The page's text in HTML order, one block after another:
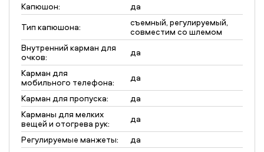
Капюшон:
да
Тип капюшона:
съемный, регулируемый,
совместим со шлемом
Внутренний карман для
очков:
да
Карман для
мобильного телефона:
да
Карман для пропуска:
да
Карманы для мелких
вещей и отогрева рук:
да
Регулируемые манжеты:
да